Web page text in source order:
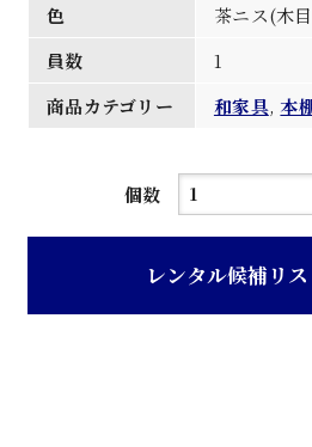
色
茶ニス(木
員数
1
商品カテゴリー
和家具, 本
個数
茶
塗
レンタル候補リ